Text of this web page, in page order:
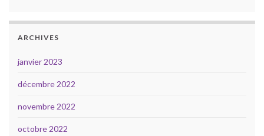
ARCHIVES
janvier 2023
décembre 2022
novembre 2022
octobre 2022